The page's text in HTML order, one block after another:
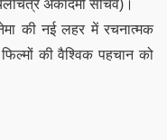
अकादमी सचिव)।
की नई लहर में रचनात्मक
की वैश्विक पहचान को